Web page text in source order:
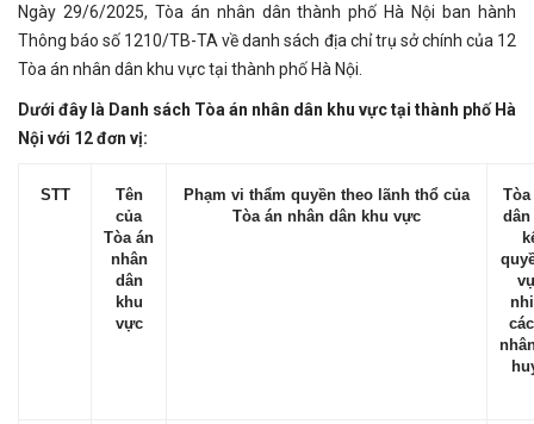
Ngày 29/6/2025, Tòa án nhân dân thành phố Hà Nội ban hành
Thông báo số 1210/TB-TA về danh sách địa chỉ trụ sở chính của 12
Tòa án nhân dân khu vực tại thành phố Hà Nội.
Dưới đây là Danh sách Tòa án nhân dân khu vực tại thành phố Hà
Nội với 12 đơn vị:
STT
Tên
của
Tòa án
nhân
dân
khu
vực
Phạm vi thẩm quyền theo lãnh thổ của
Tòa án nhân dân khu vực